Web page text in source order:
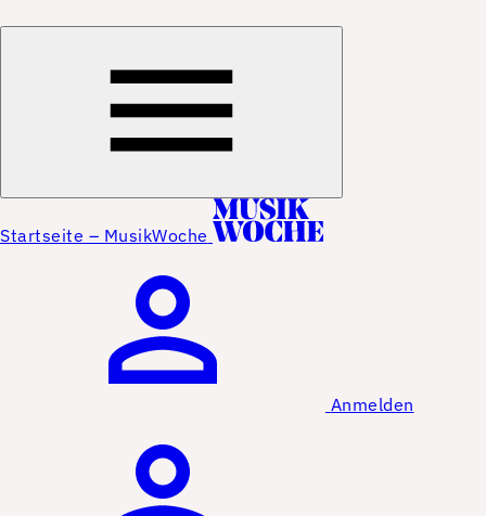
Startseite – MusikWoche
Anmelden